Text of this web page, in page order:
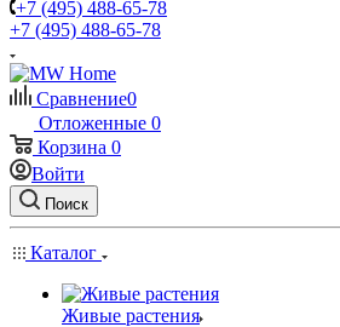
+7 (495) 488-65-78
+7 (495) 488-65-78
Сравнение0
Отложенные 0
Корзина 0
Войти
Поиск
Каталог
Живые растения